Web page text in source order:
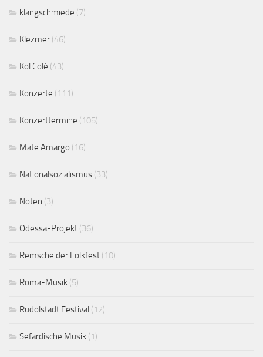
klangschmiede (7)
Klezmer (46)
Kol Colé (43)
Konzerte (111)
Konzerttermine (105)
Mate Amargo (16)
Nationalsozialismus (33)
Noten (3)
Odessa-Projekt (36)
Remscheider Folkfest (10)
Roma-Musik (5)
Rudolstadt Festival (12)
Sefardische Musik (1)